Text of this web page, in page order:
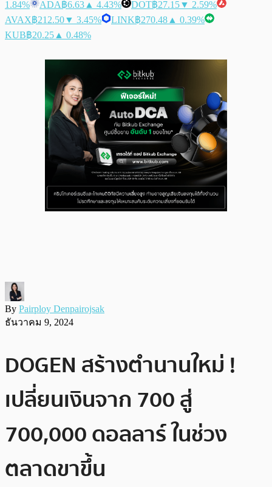
1.84%
ADA฿6.63 ▲ 4.43% DOT฿27.15▼ 2.59%
AVAX฿212.50▼ 3.45% LINK฿270.48 ▲ 0.39%
KUB฿20.25 ▲ 0.48%
By Pairploy Denpairojsak
ธันวาคม 9, 2024
DOGEN สร้างตำนานใหม่ !
เปลี่ยนเงินจาก 700 สู่
700,000 ดอลลาร์ ในช่วง
ตลาดขาขึ้น